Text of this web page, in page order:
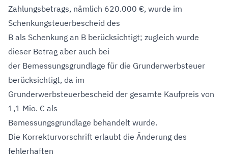
Zahlungsbetrags, nämlich 620.000 €, wurde im
Schenkungsteuerbescheid des
B als Schenkung an B berücksichtigt; zugleich wurde
dieser Betrag aber auch bei
der Bemessungsgrundlage für die Grunderwerbsteuer
berücksichtigt, da im
Grunderwerbsteuerbescheid der gesamte Kaufpreis von
1,1 Mio. € als
Bemessungsgrundlage behandelt wurde.
Die Korrekturvorschrift erlaubt die Änderung des
fehlerhaften